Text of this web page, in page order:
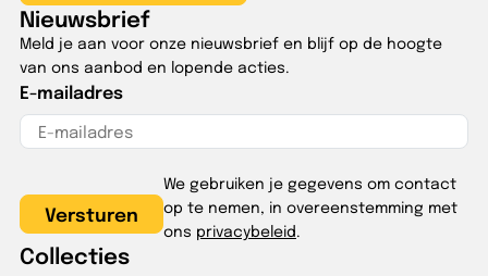
Nieuwsbrief
Meld je aan voor onze nieuwsbrief en blijf op de hoogte
van ons aanbod en lopende acties.
E-mailadres
We gebruiken je gegevens om contact
op te nemen, in overeenstemming met
ons privacybeleid.
Collecties